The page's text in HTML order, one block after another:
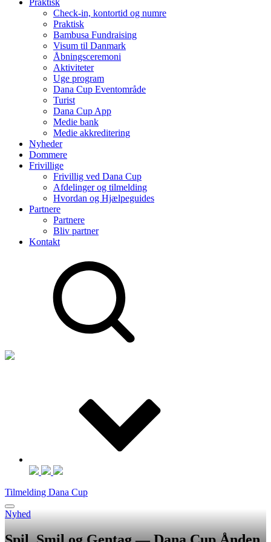
Praktisk
Check-in, kontortid og numre
Praktisk
Bambusa Fundraising
Visum til Danmark
Åbningsceremoni
Aktiviteter
Uge program
Dana Cup Eventområde
Turist
Dana Cup App
Medie bank
Medie akkreditering
Nyheder
Dommere
Frivillige
Frivillig ved Dana Cup
Afdelinger og tilmelding
Hvordan og Hjælpeguides
Partnere
Partnere
Bliv partner
Kontakt
Tilmelding Dana Cup
Nyhed